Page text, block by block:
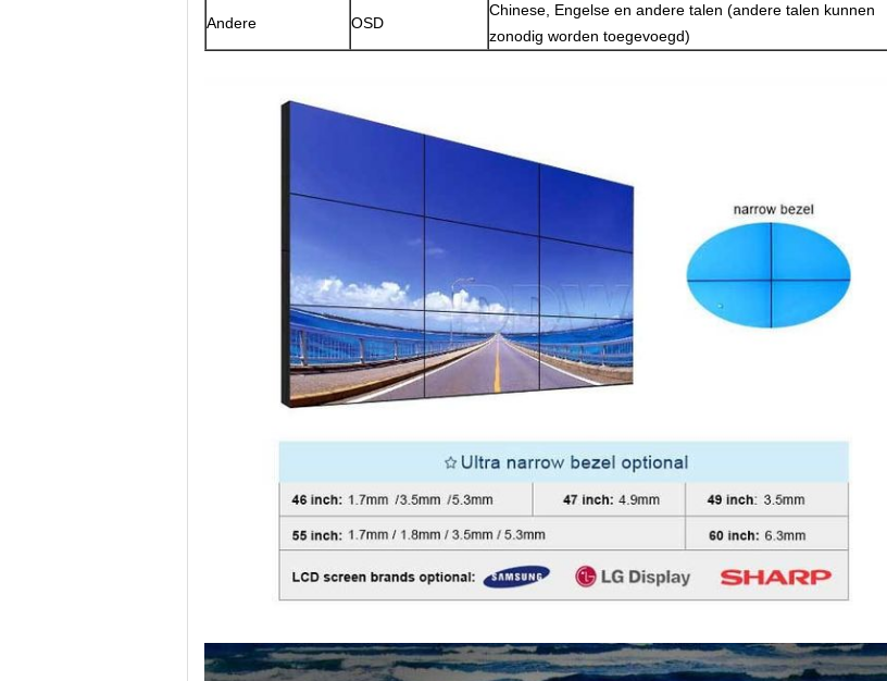
Andere OSD
Chinese, Engelse en andere talen (andere talen kunnen
zonodig worden toegevoegd)